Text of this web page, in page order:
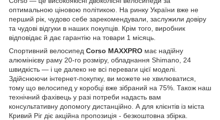
оптимальною ціновою політикою. На ринку України вже не
перший рік, чудово себе зарекомендували, заслужили довіру
та чудові відгуки в наших покупців. Крім того, виробник
відповідає й дає гарантію на товари 1 місяць.
Спортивний велосипед Corso MAXXPRO має надійну
алюмінієву раму 20-го розміру, обладнання Shimano, 24
швидкість — і це далеко не всі переваги цієї моделі.
Здійснюючи інтернет-покупку, ви можете не хвилюватися,
тому що велосипед у коробці вже зібраний на 75%. Також наш
технічний фахівець у разі потреби надасть вам
консультативну допомогу дистанційно. А для клієнтів із міста
Кривий Ріг діє акційна пропозиція - безкоштовна збірка.